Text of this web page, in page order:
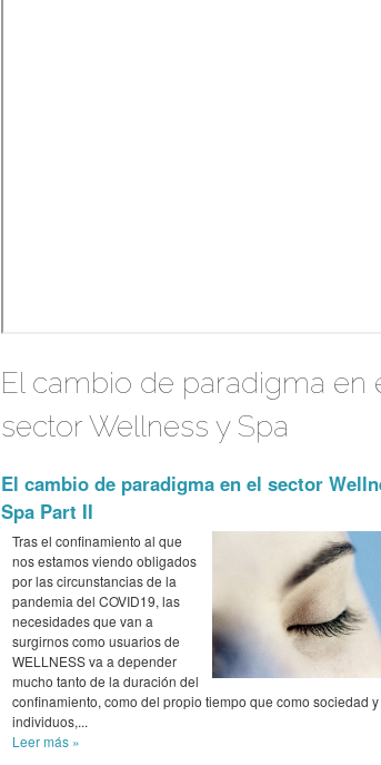
El cambio de paradigma en
sector Wellness y Spa
El cambio de paradigma en el sector
Spa Part II
Tras el confinamiento al que
nos estamos viendo obligados
por las circunstancias de la
pandemia del COVID19, las
necesidades que van a
surgirnos como usuarios de
WELLNESS va a depender
mucho tanto de la duración del
confinamiento, como del propio tiempo que como sociedad y
individuos,...
Leer más »